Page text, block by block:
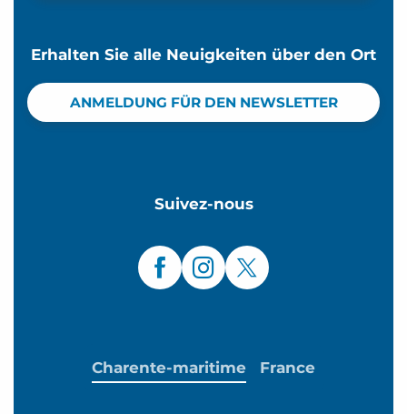
Erhalten Sie alle Neuigkeiten über den Ort
ANMELDUNG FÜR DEN NEWSLETTER
Suivez-nous
Charente-maritime France